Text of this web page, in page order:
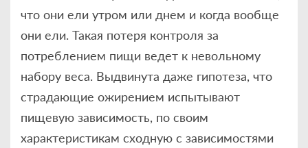
что они ели утром или днем и когда вообще
они ели. Такая потеря контроля за
потреблением пищи ведет к невольному
набору веса. Выдвинута даже гипотеза, что
страдающие ожирением испытывают
пищевую зависимость, по своим
характеристикам сходную с зависимостями